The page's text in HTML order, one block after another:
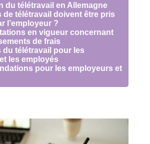
du télétravail en Allemagne
de télétravail doivent être pris
l’employeur ?
en vigueur concernant
de frais
du télétravail pour les
les employés
pour les employeurs et